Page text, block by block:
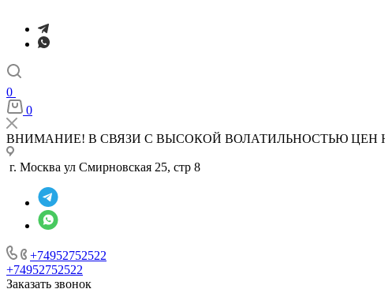
0
0
ВНИМАНИЕ! В СВЯЗИ С ВЫСОКОЙ ВОЛАТИЛЬНОСТЬЮ
г. Москва ул Смирновская 25, стр 8
+74952752522
+74952752522
Заказать звонок